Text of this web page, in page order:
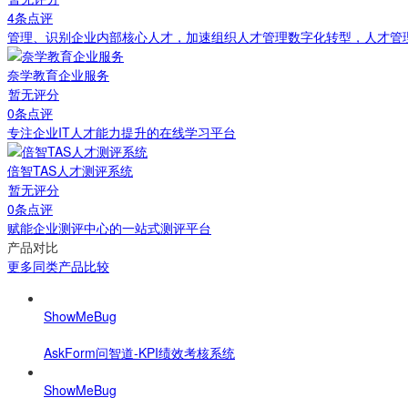
4条点评
管理、识别企业内部核心人才，加速组织人才管理数字化转型，人才管
奈学教育企业服务
暂无评分
0条点评
专注企业IT人才能力提升的在线学习平台
倍智TAS人才测评系统
暂无评分
0条点评
赋能企业测评中心的一站式测评平台
产品对比
更多同类产品比较
ShowMeBug
AskForm问智道-KPI绩效考核系统
ShowMeBug